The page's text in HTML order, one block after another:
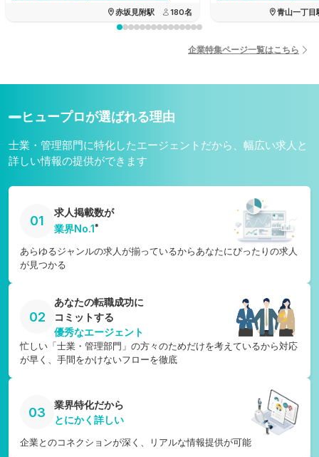
鹿児島県
沖縄県
資格手当あり
赤坂見附駅 180名 青山一丁目
企業特集ページ一覧はこちら
ヒュープロが選ばれる理由
士業・管理部門に特化したエージェントだから、幅広い求人と
詳しい情報の提供ができます
01
求人掲載数が
業界No.1※
あらゆるジャンルの求人が揃っているからあなたにぴったりの求人
が見つかる
02
あなたの転職成功に
コミットする
優秀なエージェント
忙しい「士業・管理部門」の方々のためだけを考えているから対応
が早く、手間をかけないフローを徹底
03
業界特化だから
とにかく詳しい
企業とのコネクションが深く、リアルな情報提供が可能